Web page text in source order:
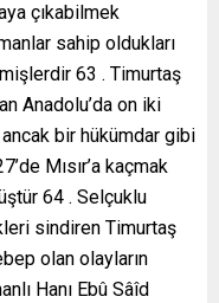
çıkabilmek
sahip oldukları
63 . Timurtaş
Anadolu’da on iki
bir hükümdar gibi
Mısır’a kaçmak
64 . Selçuklu
sindiren Timurtaş
olan olayların
Hanı Ebû Sâîd